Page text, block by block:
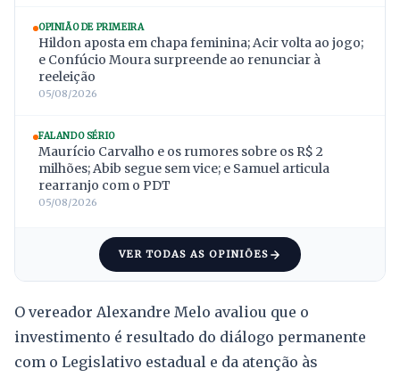
OPINIÃO DE PRIMEIRA
Hildon aposta em chapa feminina; Acir volta ao jogo;
e Confúcio Moura surpreende ao renunciar à
reeleição
05/08/2026
FALANDO SÉRIO
Maurício Carvalho e os rumores sobre os R$ 2
milhões; Abib segue sem vice; e Samuel articula
rearranjo com o PDT
05/08/2026
VER TODAS AS OPINIÕES
O vereador Alexandre Melo avaliou que o
investimento é resultado do diálogo permanente
com o Legislativo estadual e da atenção às